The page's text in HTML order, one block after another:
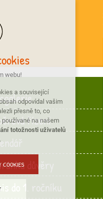
webu!
a související
odpovídal vašim
přesně to, co
na našem
totožnosti uživatelů
COOKIES
řízení
důvěry
do 1. ročníku